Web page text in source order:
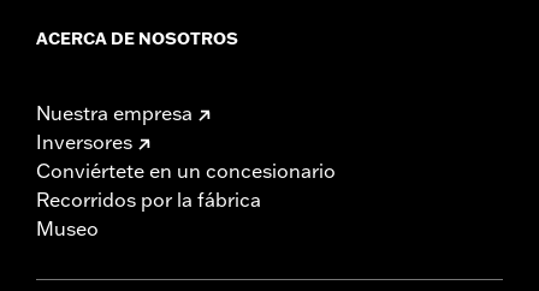
ACERCA DE NOSOTROS
Nuestra empresa
Inversores
Conviértete en un concesionario
Recorridos por la fábrica
Museo